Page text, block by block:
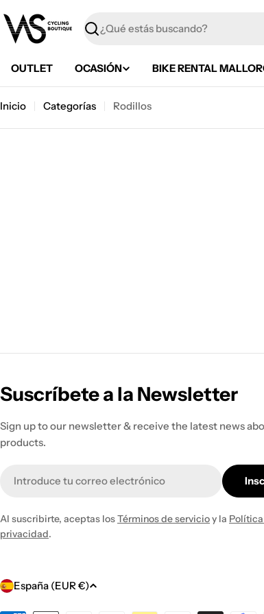
al
contenido
Buscar
OUTLET OCASIÓN BIKE RENTAL
Inicio Categorías Rodillos
Suscríbete a la Newsletter
Sign up to our newsletter & receive the latest news
products.
electrónico
Al suscribirte, aceptas losTérminos de servicioy la
privacidad.
P
España (EUR €)